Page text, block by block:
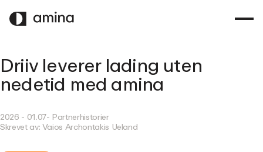
TIL
HOVEDINNHOLD
Driiv leverer lading uten
nedetid med amina
2026 - 01.07- Partnerhistorier
Skrevet av:Vaios Archontakis Ueland